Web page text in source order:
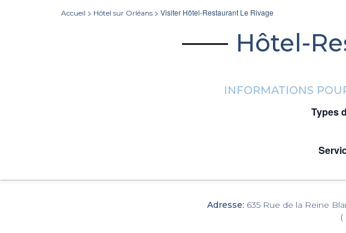
Accueil > Hôtel sur Orléans > Visiter Hôtel-Restaurant Le Rivage
Hôtel-
INFORMATIONS
Types
Adresse: 635 Rue de la Reine
(